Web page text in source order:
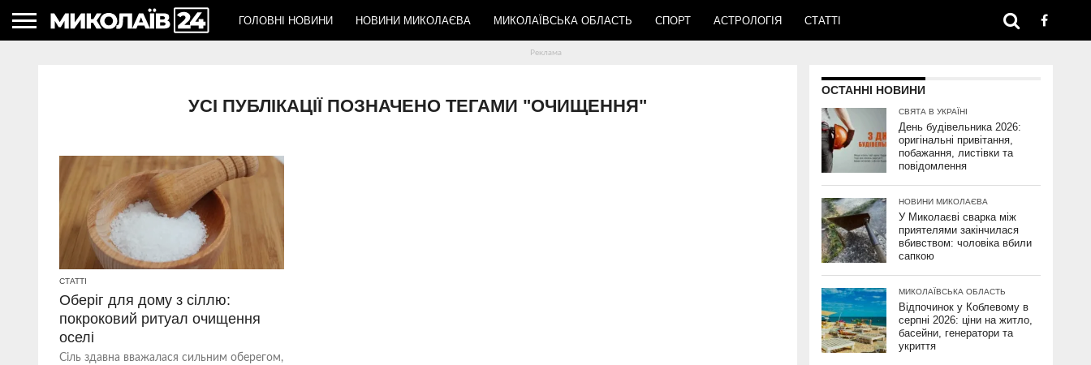
ГОЛОВНІ НОВИНИ НОВИНИ МИКОЛАЄВА МИКОЛАЇВСЬКА ОБЛАСТЬ СПОРТ АСТРОЛОГІЯ СТАТТІ
УСІ ПУБЛІКАЦІЇ ПОЗНАЧЕНО ТЕГАМИ "ОЧИЩЕННЯ"
СТАТТІ
Оберіг для дому з сіллю:
покроковий ритуал очищення
оселі
Сіль здавна вважалася сильним оберегом,
ОСТАННІ НОВИНИ
СВЯТА В УКРАЇНІ
День будівельника 2026:
оригінальні привітання,
побажання, листівки та
повідомлення
НОВИНИ МИКОЛАЄВА
У Миколаєві сварка між
приятелями закінчилася
вбивством: чоловіка вбили
сапкою
МИКОЛАЇВСЬКА ОБЛАСТЬ
Відпочинок у Коблевому в
серпні 2026: ціни на житло,
басейни, генератори та
укриття